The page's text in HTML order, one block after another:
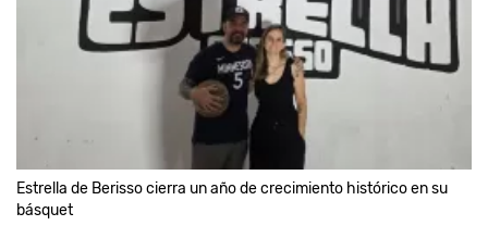
Estrella de Berisso cierra un año de crecimiento histórico en su
básquet